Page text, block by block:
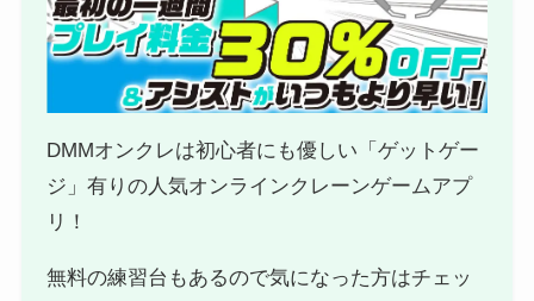
DMMオンクレは初心者にも優しい「ゲットゲー
ジ」有りの人気オンラインクレーンゲームアプ
リ！
無料の練習台もあるので気になった方はチェッ